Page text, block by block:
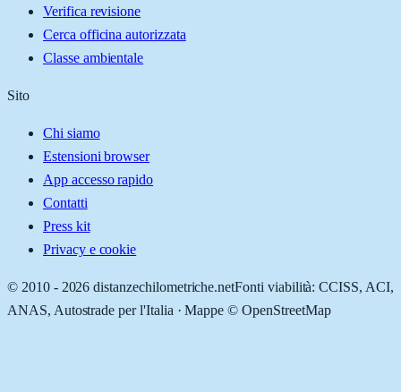
Verifica revisione
Cerca officina autorizzata
Classe ambientale
Sito
Chi siamo
Estensioni browser
App accesso rapido
Contatti
Press kit
Privacy e cookie
© 2010 - 2026 distanzechilometriche.netFonti viabilità: CCISS, ACI,
ANAS, Autostrade per l'Italia · Mappe © OpenStreetMap